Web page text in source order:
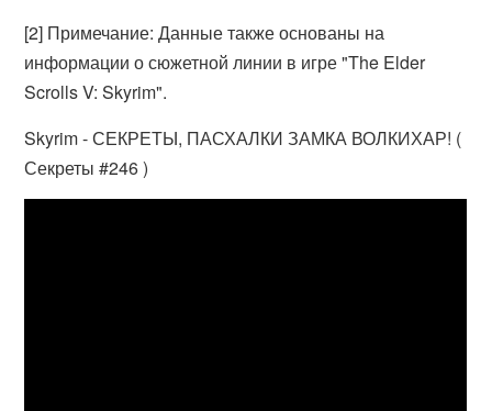
[2] Примечание: Данные также основаны на
информации о сюжетной линии в игре "The Elder
Scrolls V: Skyrim".
Skyrim - СЕКРЕТЫ, ПАСХАЛКИ ЗАМКА ВОЛКИХАР! (
Секреты #246 )